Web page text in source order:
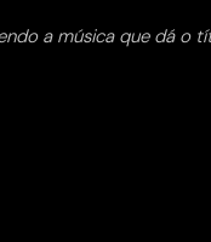
a música que dá o